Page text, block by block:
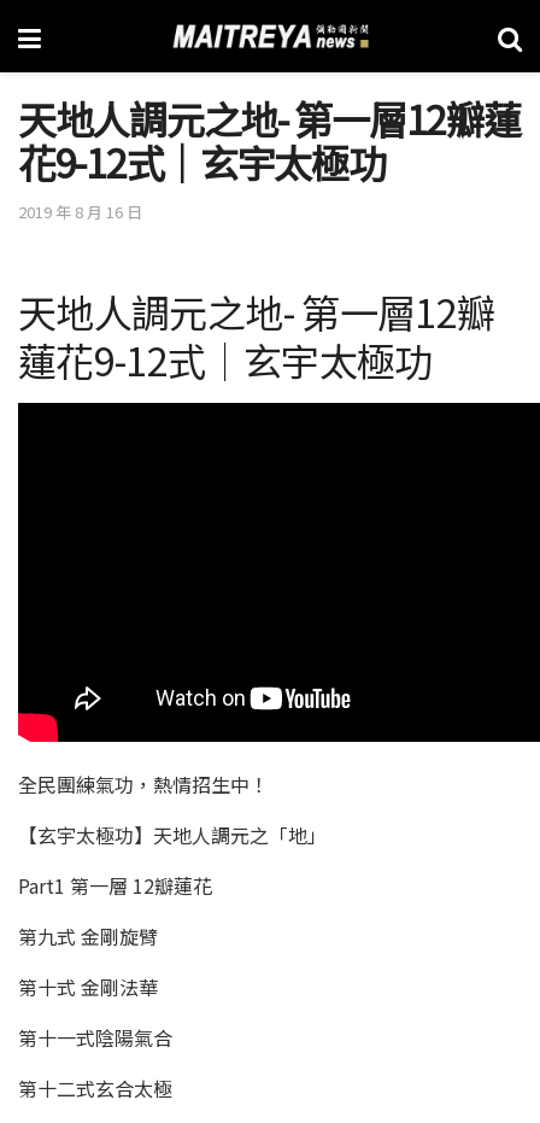
天地人調元之地- 第一層12瓣蓮
花9-12式│玄宇太極功
2019 年 8 月 16 日
天地人調元之地- 第一層12瓣
蓮花9-12式│玄宇太極功
全民團練氣功，熱情招生中！
【玄宇太極功】天地人調元之「地」
Part1 第一層 12瓣蓮花
第九式 金剛旋臂
第十式 金剛法華
第十一式陰陽氣合
第十二式玄合太極